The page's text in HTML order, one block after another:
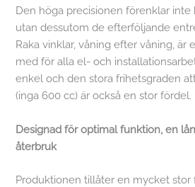
Den höga precisionen förenklar inte
utan dessutom de efterföljande
Raka vinklar, våning efter våning, är
med för alla el- och
enkel och den stora frihetsgraden
(inga 600 cc) är också en stor fördel.
Designad för optimal funktion, en
återbruk
Produktionen tillåter en mycket stor